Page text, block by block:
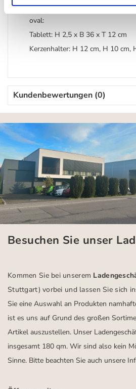
Kerzenhalter: H 10,8 & 6 cm,
oval:
Tablett: H 2,5 x B 36 x T 12 cm
Kerzenhalter: H 12 cm, H 10 cm,
Kundenbewertungen (0)
Besuchen Sie unser
Kommen Sie bei unserem
Stuttgart) vorbei und lassen Sie sich
Sie eine Auswahl an Produkten
ist es uns auf Grund des großen
Artikel auszustellen. Unser
insgesamt 180 qm. Wir sind also kein
Sinne. Bitte beachten Sie auch unsere